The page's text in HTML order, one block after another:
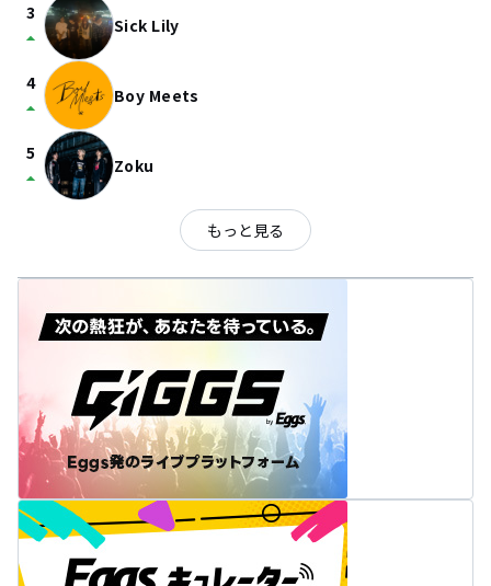
3
arrow_drop_up Sick Lily
4
arrow_drop_up Boy Meets
5
arrow_drop_up Zoku
もっと見る